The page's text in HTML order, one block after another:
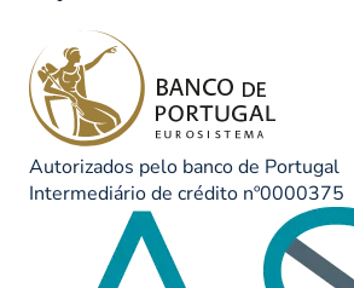
Autorizados pelo banco de Portugal
Intermediário de crédito nº0000375